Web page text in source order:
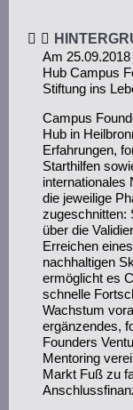
Am
Hub Campus
Stiftung ins
Campus
Hub in
Erfahrungen,
Starthilfen
internationales
die jeweilige
zugeschnitten:
über die
Erreichen
nachhaltigen
ermöglicht es
schnelle
Wachstum
ergänzendes,
Founders
Mentoring
Markt Fuß zu